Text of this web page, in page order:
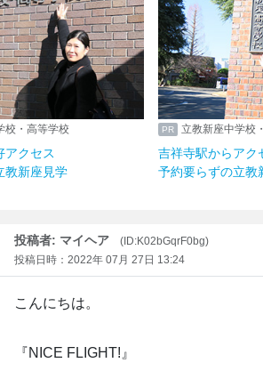
校・高等学校
アクセス
教新座見学
立教新座中学校
吉祥寺駅からアク
予約要らずの立教
投稿者: マイヘア
(ID:K02bGqrF0bg)
投稿日時：2022年 07月 27日 13:24
こんにちは。
『NICE FLIGHT!』